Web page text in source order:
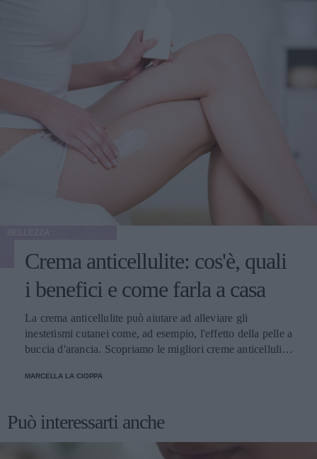
Crema anticellulite: cos'è, quali
i benefici e come farla a casa
La crema anticellulite può aiutare ad alleviare gli
inestetismi cutanei come, ad esempio, l'effetto della pelle a
buccia d'arancia. Scopriamo le migliori creme anticellulite
MARCELLA LA CIOPPA
Può interessarti anche